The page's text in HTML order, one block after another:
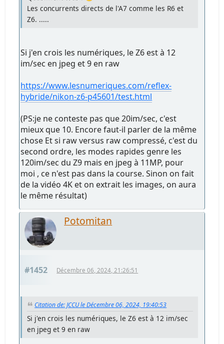
Les concurrents directs de l'A7 comme les R6 et
Z6. .....
Si j'en crois les numériques, le Z6 est à 12
im/sec en jpeg et 9 en raw
https://www.lesnumeriques.com/reflex-
hybride/nikon-z6-p45601/test.html
(PS:je ne conteste pas que 20im/sec, c'est
mieux que 10. Encore faut-il parler de la même
chose Et si raw versus raw compressé, c'est du
second ordre, les modes rapides genre les
120im/sec du Z9 mais en jpeg à 11MP, pour
moi , ce n'est pas dans la course. Sinon on fait
de la vidéo 4K et on extrait les images, on aura
le même résultat)
Potomitan
#1452 Décembre 06, 2024, 21:26:51
Citation de: JCCU le Décembre 06, 2024, 19:40:53
Si j'en crois les numériques, le Z6 est à 12 im/sec
en jpeg et 9 en raw